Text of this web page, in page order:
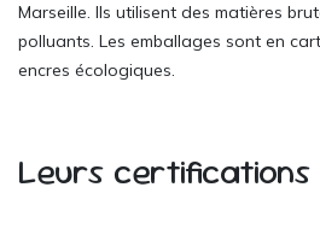
Marseille. Ils utilisent des matières
polluants. Les emballages sont en
encres écologiques.
Leurs certifications